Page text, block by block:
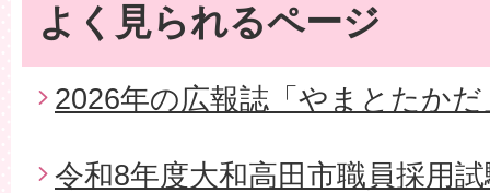
よく見られるページ
2026年の広報誌「やまとたかだ
令和8年度大和高田市職員採用